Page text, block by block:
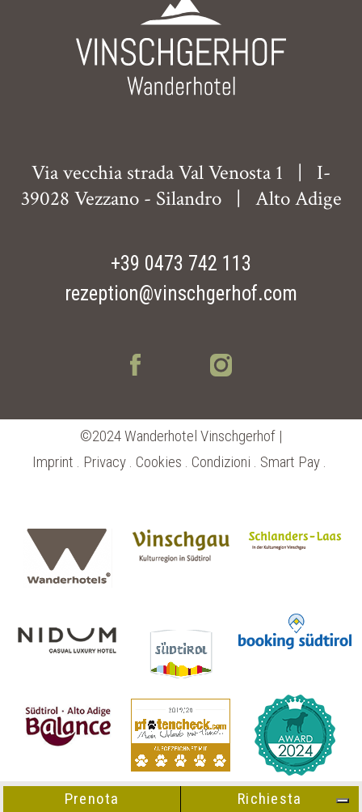
Prenota Richiesta
Via vecchia strada Val Venosta 1 |
I-
39028 Vezzano - Silandro
| Alto Adige
+39 0473 742 113
rezeption@vinschgerhof.com
©2024 Wanderhotel Vinschgerhof |
Imprint
Privacy Cookies Condizioni Smart Pay